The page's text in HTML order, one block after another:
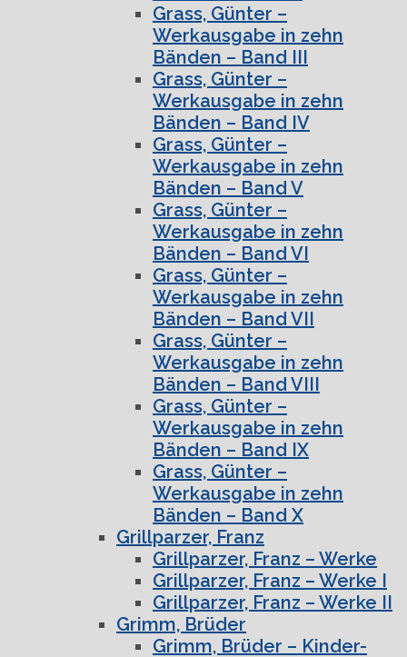
Grass, Günter –
Werkausgabe in zehn
Bänden – Band III
Grass, Günter –
Werkausgabe in zehn
Bänden – Band IV
Grass, Günter –
Werkausgabe in zehn
Bänden – Band V
Grass, Günter –
Werkausgabe in zehn
Bänden – Band VI
Grass, Günter –
Werkausgabe in zehn
Bänden – Band VII
Grass, Günter –
Werkausgabe in zehn
Bänden – Band VIII
Grass, Günter –
Werkausgabe in zehn
Bänden – Band IX
Grass, Günter –
Werkausgabe in zehn
Bänden – Band X
Grillparzer, Franz
Grillparzer, Franz – Werke
Grillparzer, Franz – Werke I
Grillparzer, Franz – Werke II
Grimm, Brüder
Grimm, Brüder – Kinder-